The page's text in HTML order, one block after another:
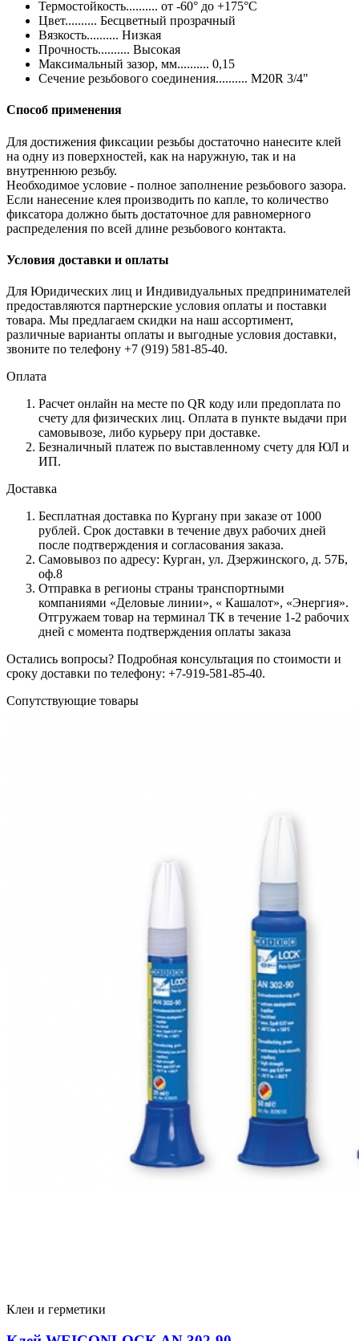
Термостойкость.......... от -60° до +175°C
Цвет.......... Бесцветный прозрачный
Вязкость.......... Низкая
Прочность.......... Высокая
Максимальный зазор, мм.......... 0,15
Сечение резьбового соединения.......... M20R 3/4"
Способ применения
Для достижения фиксации резьбы достаточно нанесите клей
на одну из поверхностей, как на наружную, так и на
внутреннюю резьбу.
Необходимое условие - полное заполнение резьбового зазора.
Если нанесение клея производить по капле, то количество
фиксатора должно быть достаточное для равномерного
распределения по всей длине резьбового контакта.
Условия доставки и оплаты
Для Юридических лиц и Индивидуальных предпринимателей
предоставляются партнерские условия оплаты и поставки
товара. Мы предлагаем скидки на наш ассортимент,
различные варианты оплаты и выгодные условия доставки,
звоните по телефону +7 (919) 581-85-40.
Оплата
Расчет онлайн на месте по QR коду или предоплата по
счету для физических лиц. Оплата в пункте выдачи при
самовывозе, либо курьеру при доставке.
Безналичный платеж по выставленному счету для ЮЛ и
ИП.
Доставка
Бесплатная доставка по Кургану при заказе от 1000
рублей. Срок доставки в течение двух рабочих дней
после подтверждения и согласования заказа.
Самовывоз по адресу: Курган, ул. Дзержинского, д. 57Б,
оф.8
Отправка в регионы страны транспортными
компаниями «Деловые линии», « Кашалот», «Энергия».
Отгружаем товар на терминал ТК в течение 1-2 рабочих
дней с момента подтверждения оплаты заказа
Остались вопросы? Подробная консультация по стоимости и
сроку доставки по телефону: +7-919-581-85-40.
Сопутствующие товары
Клеи и герметики